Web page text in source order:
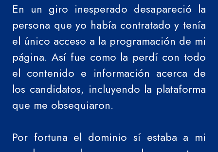
En un giro inesperado desapareció la
persona que yo había contratado y tenía
el único acceso a la programación de mi
página. Así fue como la perdí con todo
el contenido e información acerca de
los candidatos, incluyendo la plataforma
que me obsequiaron.
Por fortuna el dominio sí estaba a mi